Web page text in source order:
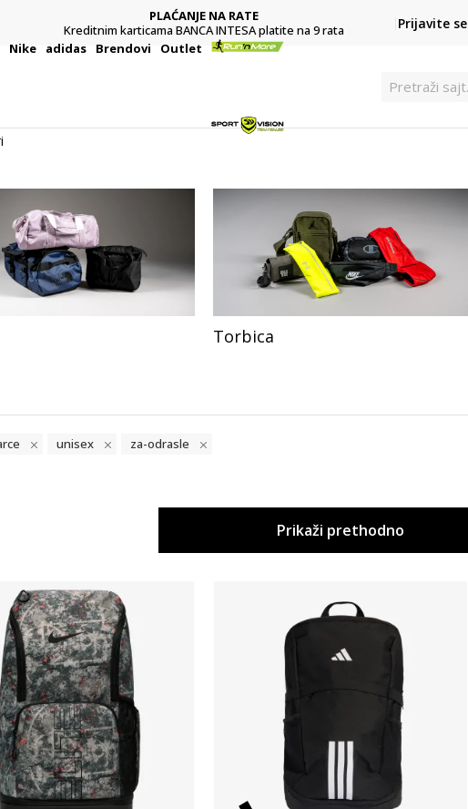
PLAĆANJE NA RATE
Kreditnim karticama BANCA INTESA platite na 9 rata
Prijavite se
Nike adidas Brendovi Outlet
Pretraži
Torbica
unisex za-odrasle
Prikaži prethodno
Uporedi